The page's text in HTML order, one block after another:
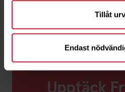
Tillåt
Endast
Upptäck